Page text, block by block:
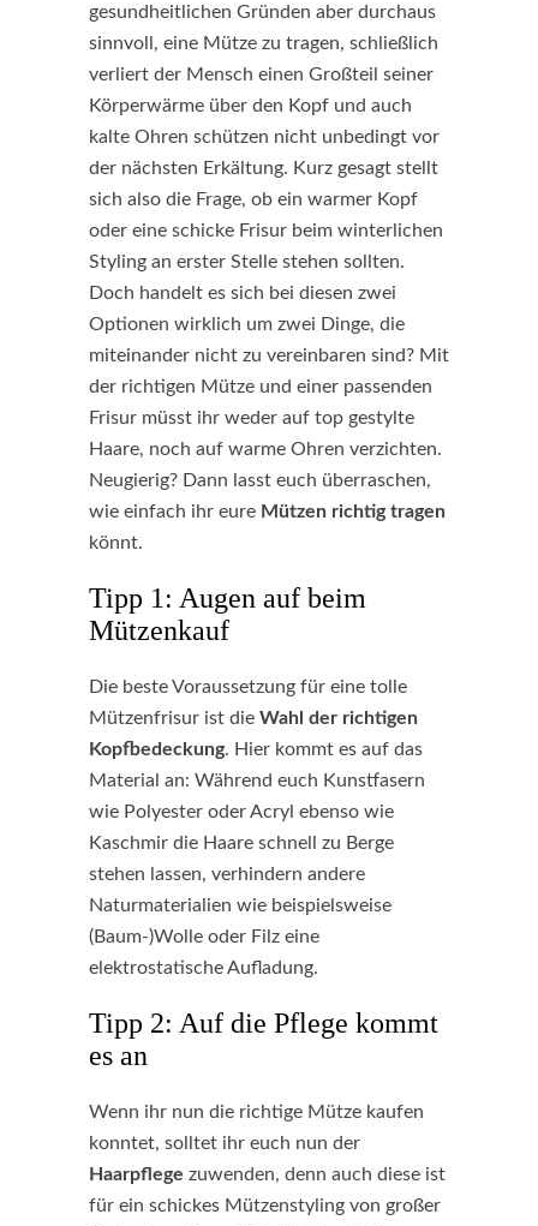
gesundheitlichen Gründen aber durchaus
sinnvoll, eine Mütze zu tragen, schließlich
verliert der Mensch einen Großteil seiner
Körperwärme über den Kopf und auch
kalte Ohren schützen nicht unbedingt vor
der nächsten Erkältung. Kurz gesagt stellt
sich also die Frage, ob ein warmer Kopf
oder eine schicke Frisur beim winterlichen
Styling an erster Stelle stehen sollten.
Doch handelt es sich bei diesen zwei
Optionen wirklich um zwei Dinge, die
miteinander nicht zu vereinbaren sind? Mit
der richtigen Mütze und einer passenden
Frisur müsst ihr weder auf top gestylte
Haare, noch auf warme Ohren verzichten.
Neugierig? Dann lasst euch überraschen,
wie einfach ihr eure Mützen richtig tragen
könnt.
Tipp 1: Augen auf beim
Mützenkauf
Die beste Voraussetzung für eine tolle
Mützenfrisur ist die Wahl der richtigen
Kopfbedeckung. Hier kommt es auf das
Material an: Während euch Kunstfasern
wie Polyester oder Acryl ebenso wie
Kaschmir die Haare schnell zu Berge
stehen lassen, verhindern andere
Naturmaterialien wie beispielsweise
(Baum-)Wolle oder Filz eine
elektrostatische Aufladung.
Tipp 2: Auf die Pflege kommt
es an
Wenn ihr nun die richtige Mütze kaufen
konntet, solltet ihr euch nun der
Haarpflege zuwenden, denn auch diese ist
für ein schickes Mützenstyling von großer